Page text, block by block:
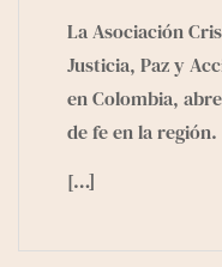
La Asociación
Justicia, Paz y
en Colombia,
de fe en la región.
[…]